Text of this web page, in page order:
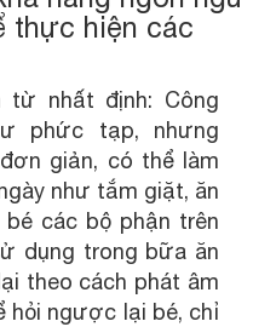
thực hiện các
từ nhất định: Công
phức tạp, nhưng
giản, có thể làm
như tắm giặt, ăn
các bộ phận trên
dụng trong bữa ăn
theo cách phát âm
hỏi ngược lại bé, chỉ